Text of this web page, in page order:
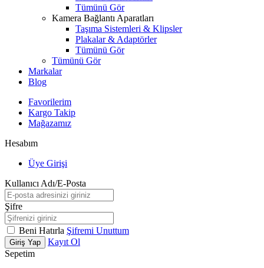
Tümünü Gör
Kamera Bağlantı Aparatları
Taşıma Sistemleri & Klipsler
Plakalar & Adaptörler
Tümünü Gör
Tümünü Gör
Markalar
Blog
Favorilerim
Kargo Takip
Mağazamız
Hesabım
Üye Girişi
Kullanıcı Adı/E-Posta
Şifre
Beni Hatırla Şifremi Unuttum
Giriş Yap
Kayıt Ol
Sepetim